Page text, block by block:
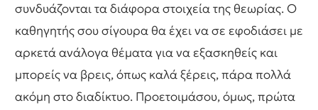
συνδυάζονται τα διάφορα στοιχεία της θεωρίας. Ο
καθηγητής σου σίγουρα θα έχει να σε εφοδιάσει με
αρκετά ανάλογα θέματα για να εξασκηθείς και
μπορείς να βρεις, όπως καλά ξέρεις, πάρα πολλά
ακόμη στο διαδίκτυο. Προετοιμάσου, όμως, πρώτα